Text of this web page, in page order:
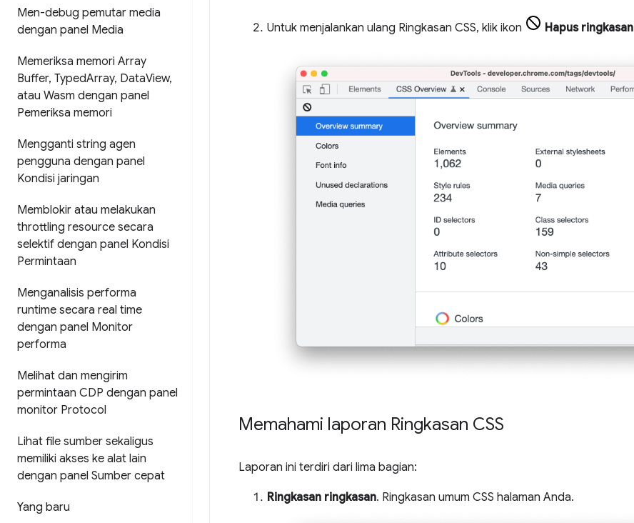
Men-debug pemutar media
dengan panel Media
Memeriksa memori Array
Buffer, TypedArray, DataView,
atau Wasm dengan panel
Pemeriksa memori
Mengganti string agen
pengguna dengan panel
Kondisi jaringan
Memblokir atau melakukan
throttling resource secara
selektif dengan panel Kondisi
Permintaan
Menganalisis performa
runtime secara real time
dengan panel Monitor
performa
Melihat dan mengirim
permintaan CDP dengan panel
monitor Protocol
Lihat file sumber sekaligus
memiliki akses ke alat lain
dengan panel Sumber cepat
Yang baru
Untuk menjalankan ulang Ringkasan CSS, klik ikon Hapus ringkasan
Memahami laporan Ringkasan CSS
Laporan ini terdiri dari lima bagian:
Ringkasan ringkasan. Ringkasan umum CSS halaman Anda.